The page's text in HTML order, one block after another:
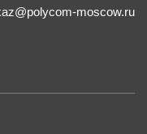
moscow.ru